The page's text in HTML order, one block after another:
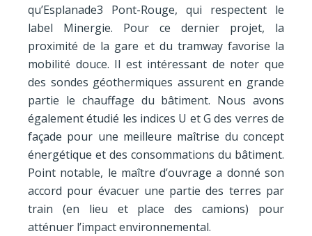
qu’Esplanade3 Pont-Rouge, qui respectent le
label Minergie. Pour ce dernier projet, la
proximité de la gare et du tramway favorise la
mobilité douce. Il est intéressant de noter que
des sondes géothermiques assurent en grande
partie le chauffage du bâtiment. Nous avons
également étudié les indices U et G des verres de
façade pour une meilleure maîtrise du concept
énergétique et des consommations du bâtiment.
Point notable, le maître d’ouvrage a donné son
accord pour évacuer une partie des terres par
train (en lieu et place des camions) pour
atténuer l’impact environnemental.